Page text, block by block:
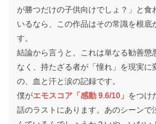
が勝つだけの子供向けでしょ？」と食
いるなら、この作品はその常識を根底
す。
結論から言うと、これは単なる勧善懲
なく、持たざる者が「憧れ」を現実に
の、血と汗と涙の記録です。
僕がエモスコア「感動 9.6/10」
をつけ
話のラストにあります。あのシーンで